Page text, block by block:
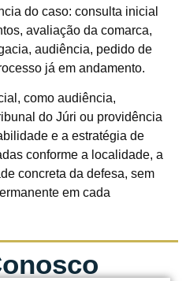
do caso: consulta inicial
avaliação da comarca,
audiência, pedido de
já em andamento.
como audiência,
do Júri ou providência
e a estratégia de
conforme a localidade, a
concreta da defesa, sem
em cada